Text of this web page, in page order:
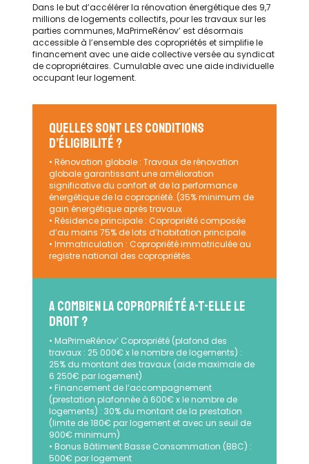
Dans le but d’accélérer la rénovation énergétique des 9,7
millions de logements collectifs, pour les travaux sur les
parties communes, MaPrimeRénov’ est désormais
accessible à l’ensemble des copropriétés et simplifie le
financement avec une aide collective versée au syndicat
de copropriétaires. Cumulable avec une aide individuelle
occupant leur logement.
QUELLES SONT LES CONDITIONS
D’ÉLIGIBILITÉ ?
• Rénovation globale : Travaux de rénovation
globale garantissant une amélioration
significative du confort et de la performance
énergétique de la copropriété. (35% minimum de
gain énergétique après travaux
• Résidence principale : Copropriété composée
d’au moins 75% de lots d’habitation principale.
• Immatriculation : Copropriété immatriculée au
registre national des copropriétés.
A COMBIEN LA COPROPRIÉTÉ A-T-ELLE LE
DROIT ?
• MaPrimeRénov’ Copropriété (plafond des
travaux : 25 000€ x le nombre de logements) :
25% du montant des travaux (aide maximale de
6 250€ par logement)
• Financement de l’accompagnement
(prestation plafonnée à 600€ x le nombre de
logements) : 30% du montant de la prestation
(limite de 180€ par logement et avec un seuil de
900€ minimum)
• Bonus Bâtiment Basse Consommation (BBC) :
500€ par logement